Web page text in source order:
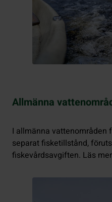
Allmänna
I allmänna vattenområden
separat fisketillstånd,
fiskevårdsavgiften. Läs